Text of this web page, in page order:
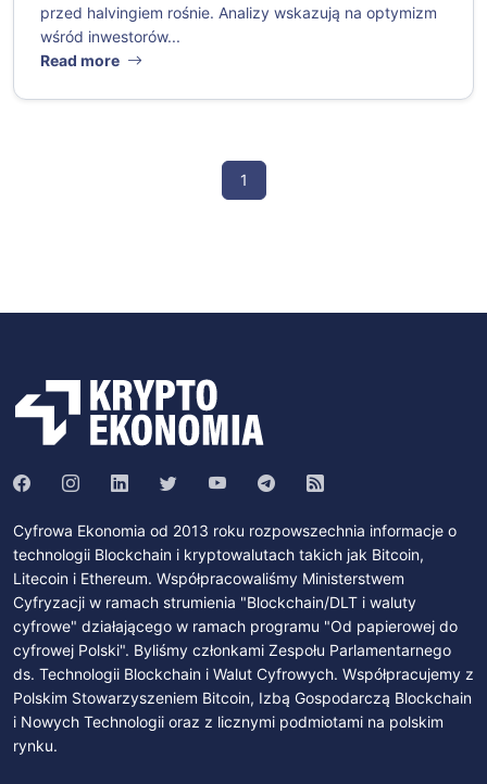
przed halvingiem rośnie. Analizy wskazują na optymizm
wśród inwestorów...
Read more
1
Cyfrowa Ekonomia od 2013 roku rozpowszechnia informacje o
technologii Blockchain i kryptowalutach takich jak Bitcoin,
Litecoin i Ethereum. Współpracowaliśmy Ministerstwem
Cyfryzacji w ramach strumienia "Blockchain/DLT i waluty
cyfrowe" działającego w ramach programu "Od papierowej do
cyfrowej Polski". Byliśmy członkami Zespołu Parlamentarnego
ds. Technologii Blockchain i Walut Cyfrowych. Współpracujemy z
Polskim Stowarzyszeniem Bitcoin, Izbą Gospodarczą Blockchain
i Nowych Technologii oraz z licznymi podmiotami na polskim
rynku.